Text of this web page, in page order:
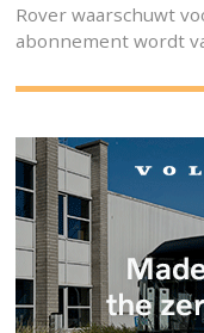
Rover waarschuwt
abonnement wordt